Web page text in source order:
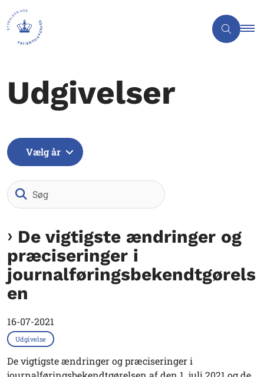
Udgivelser
Vælg år
De vigtigste ændringer og
præciseringer i
journalføringsbekendtgørels
en
16-07-2021
Udgivelse
De vigtigste ændringer og præciseringer i